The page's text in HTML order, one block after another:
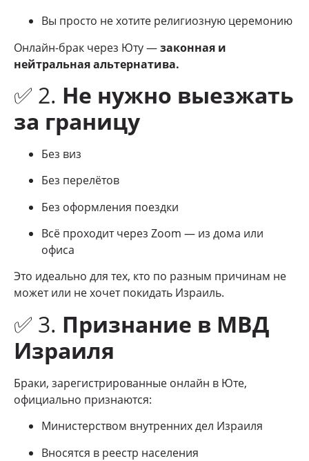
Вы просто не хотите религиозную церемонию
Онлайн-брак через Юту —законная и
нейтральная альтернатива.
✅ 2. Не нужно выезжать
за границу
Без виз
Без перелётов
Без оформления поездки
Всё проходит через Zoom — из дома или
офиса
Это идеально для тех, кто по разным причинам не
может или не хочет покидать Израиль.
✅ 3. Признание в МВД
Израиля
Браки, зарегистрированные онлайн в Юте,
официально признаются:
Министерством внутренних дел Израиля
Вносятся в реестр населения